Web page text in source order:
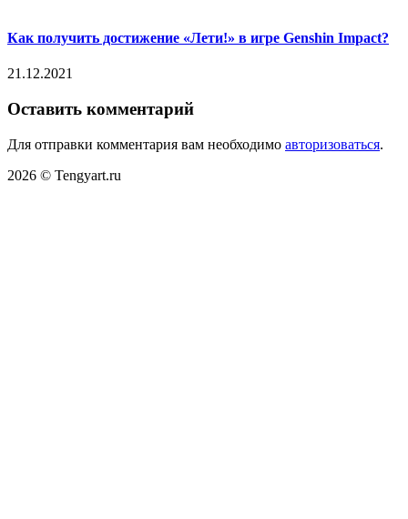
Как получить достижение «Лети!» в игре Genshin Impact?
21.12.2021
Оставить комментарий
Для отправки комментария вам необходимо авторизоваться.
2026 © Tengyart.ru